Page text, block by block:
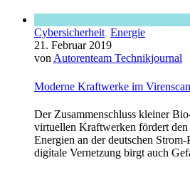
Cybersicherheit, Energie
21. Februar 2019
von Autorenteam Technikjournal
Moderne Kraftwerke im Virenscan
Der Zusammenschluss kleiner
virtuellen Kraftwerken fördert den
Energien an der deutschen
digitale Vernetzung birgt auch